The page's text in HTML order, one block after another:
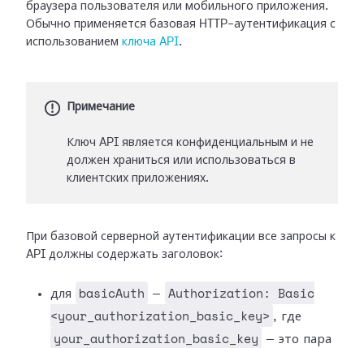
браузера пользователя или мобильного приложения.
Обычно применяется базовая HTTP-аутентификация с
использованием ключа API.
Примечание
Ключ API является конфиденциальным и не
должен храниться или использоваться в
клиентских приложениях.
При базовой серверной аутентификации все запросы к
API должны содержать заголовок:
для basicAuth —
Authorization: Basic
<your_authorization_basic_key> , где
your_authorization_basic_key — это пара